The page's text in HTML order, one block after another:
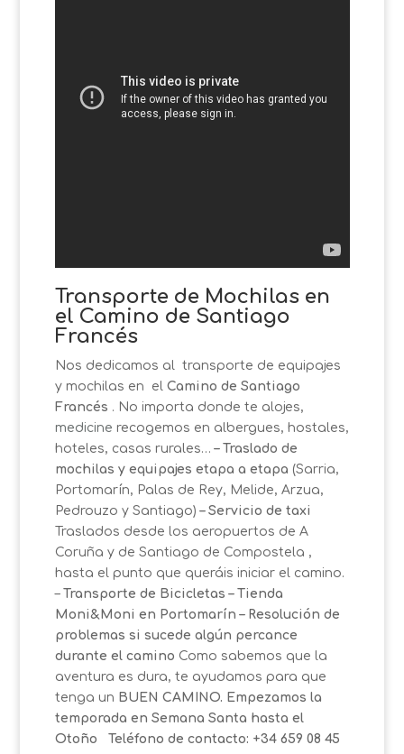
Transporte de Mochilas en
el Camino de Santiago
Francés
Nos dedicamos al transporte de equipajes
y mochilas en el Camino de Santiago
Francés . No importa donde te alojes,
medicine recogemos en albergues, hostales,
hoteles, casas rurales…– Traslado de
mochilas y equipajes etapa a etapa (Sarria,
Portomarín, Palas de Rey, Melide, Arzua,
Pedrouzo y Santiago)– Servicio de taxi
Traslados desde los aeropuertos de A
Coruña y de Santiago de Compostela ,
hasta el punto que queráis iniciar el camino.
– Transporte de Bicicletas – Tienda
Moni&Moni en Portomarín – Resolución de
problemas si sucede algún percance
durante el camino Como sabemos que la
aventura es dura, te ayudamos para que
tenga un BUEN CAMINO. Empezamos la
temporada en Semana Santa hasta el
Otoño
Teléfono de contacto: +34 659 08 45